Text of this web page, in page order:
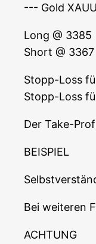
--- Gold
Long @ 3385
Short @ 3367
Stopp-Loss
Stopp-Loss
Der Take-
BEISPIEL
Bei wei­te­ren
ACHTUNG